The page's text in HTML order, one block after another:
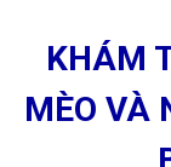
KHÁM
MÈO VÀ